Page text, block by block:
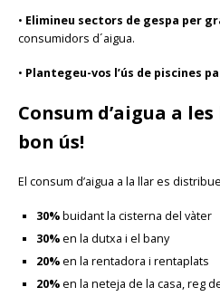
• Elimineu sectors de gespa per
consumidors d´aigua.
• Plantegeu-vos l’ús de piscines
Consum d’aigua a
bon ús!
El consum d’aigua a la llar es
30%buidant la cisterna del vàter
30%en la dutxa i el bany
20%en la rentadora i rentaplats
20%en la neteja de la casa, reg